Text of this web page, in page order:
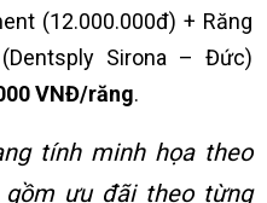
(12.000.000đ) + Răng
Sirona – Đức)
VNĐ/răng.
tính minh họa theo
ưu đãi theo từng